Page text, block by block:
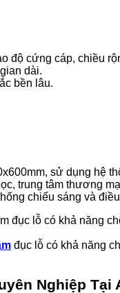
độ cứng cáp, chiều
dài.
bền lâu.
sử dụng hệ
trung tâm thương
chiếu sáng và
đục lỗ có khả năng
Nghiệp Tại